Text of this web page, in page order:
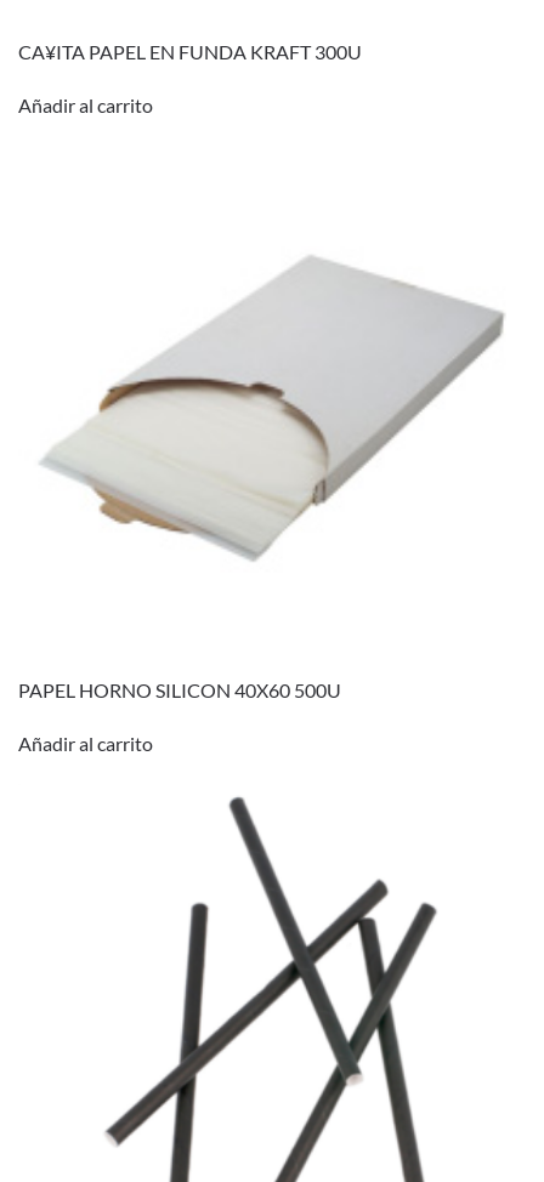
CA¥ITA PAPEL EN FUNDA KRAFT 300U
Añadir al carrito
PAPEL HORNO SILICON 40X60 500U
Añadir al carrito